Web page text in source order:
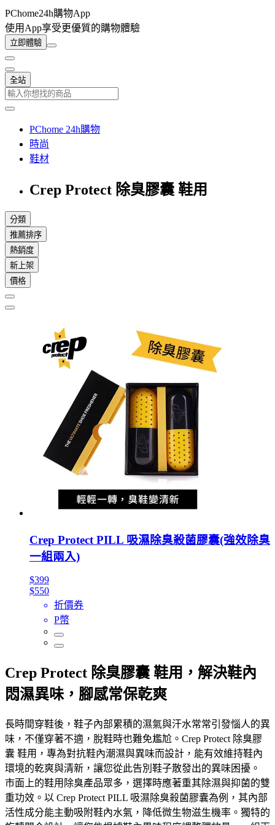
PChome24h購物App
使用App享受更優質的購物體驗
立即體驗
全站
PChome 24h購物
時尚
鞋材
Crep Protect 除臭膠囊 鞋用
分類
推薦排序
熱銷度
新上架
價格
Crep Protect PILL 吸濕除臭殺菌膠囊(強效除臭
一組兩入)
$399
$550
折價券
P幣
Crep Protect 除臭膠囊 鞋用，解決鞋內
悶濕異味，腳感常保乾爽
長時間穿鞋後，鞋子內部累積的濕氣與汗水常常引發惱人的異
味，不僅穿著不適，脫鞋時也難免尷尬。Crep Protect 除臭膠
囊 鞋用，專為對抗鞋內潮濕與異味而設計，能有效維持鞋內
環境的乾爽與清新，讓您從此告別鞋子散發出的異味困擾。
市面上的鞋用除臭產品眾多，選擇時應著重其除濕與抑菌的雙
重功效。以 Crep Protect PILL 吸濕除臭殺菌膠囊為例，其內部
活性成分能主動吸附鞋內水氣，降低微生物滋生機率。獨特的